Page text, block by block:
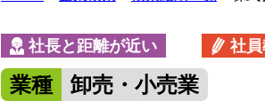
社長と距離が近い 社
業種 卸売・小売業